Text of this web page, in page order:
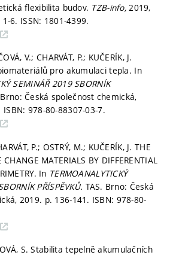
flexibilita budov. TZB-info, 2019,
1-6. ISSN: 1801-4399.
V.; CHARVÁT, P.; KUČERÍK, J.
pro akumulaci tepla. In
SEMINÁŘ 2019 SBORNÍK
Česká společnost chemická,
ISBN: 978-80-88307-03-7.
P.; OSTRÝ, M.; KUČERÍK, J. THE
MATERIALS BY DIFFERENTIAL
In TERMOANALYTICKÝ
PŘÍSPĚVKŮ. TAS. Brno: Česká
2019. p. 136-141. ISBN: 978-80-
S. Stabilita tepelně akumulačních